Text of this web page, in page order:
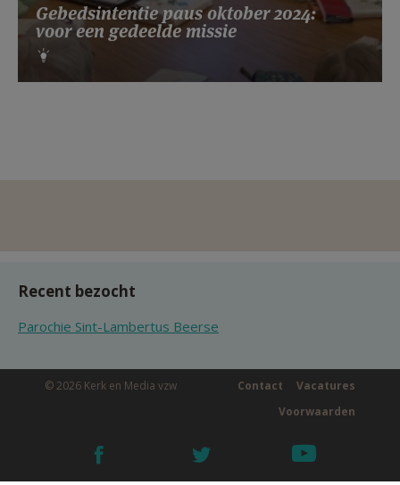
Gebedsintentie paus oktober 2024:
voor een gedeelde missie
Recent bezocht
Parochie Sint-Lambertus Beerse
© 2026 Kerk en Media vzw Vacatures
Contact
Voorwaarden